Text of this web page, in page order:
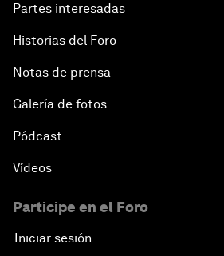
Partes interesadas
Historias del Foro
Notas de prensa
Galería de fotos
Pódcast
Vídeos
Participe en el Foro
Iniciar sesión